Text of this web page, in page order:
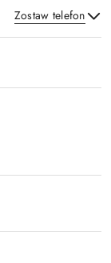
Zostaw telefon